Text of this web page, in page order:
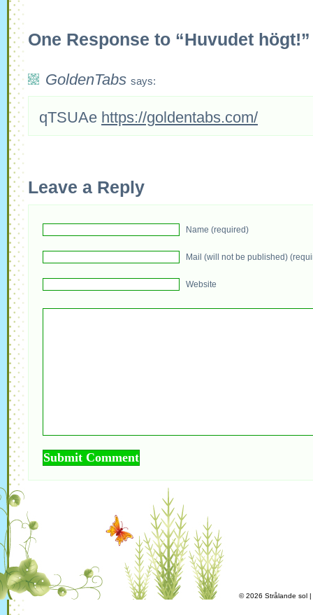
One Response to “Huvudet högt!”
GoldenTabs says:
qTSUAe https://goldentabs.com/
Leave a Reply
Name (required)
Mail (will not be published)
Website
© 2026 Strålande sol |